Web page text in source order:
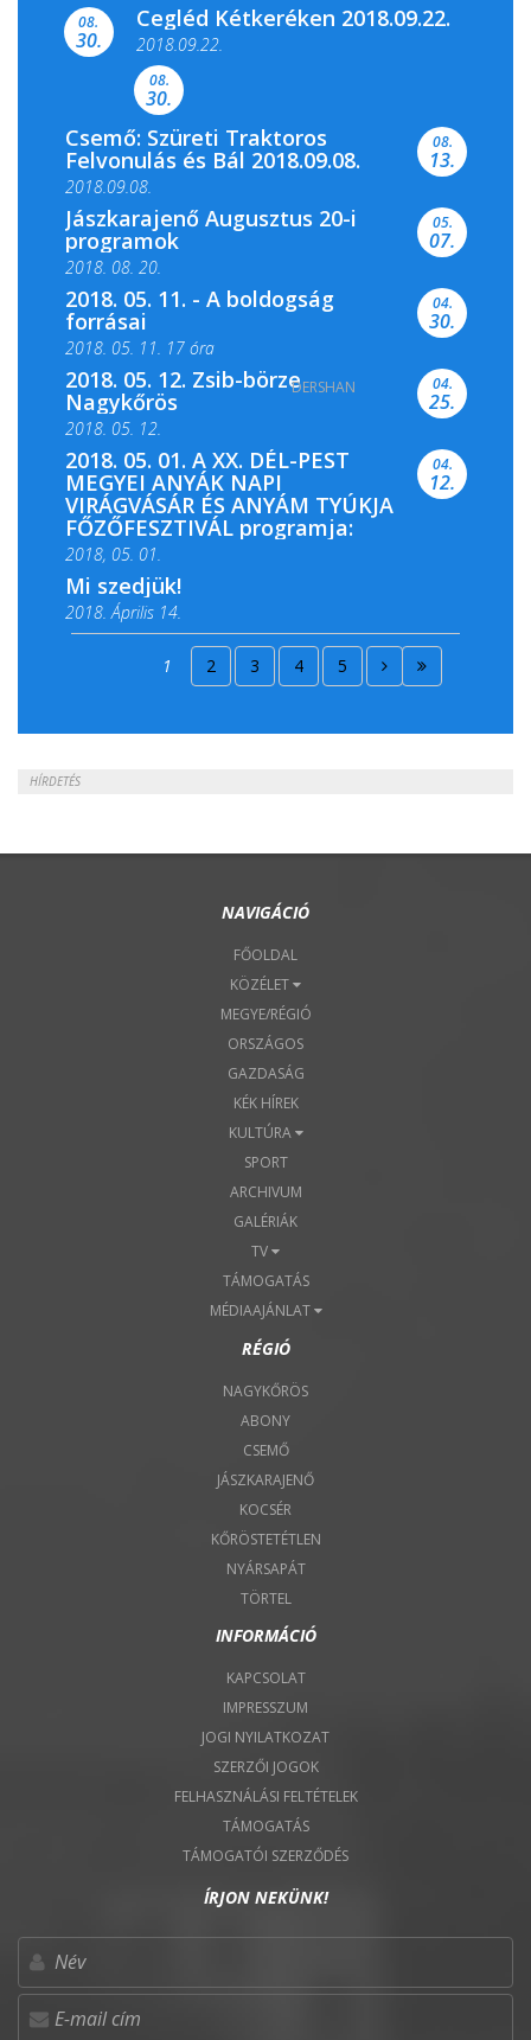
Színes és tartalmas programokkal várja a
Csemői Községi Könyvtár és...
08.
30.
Cegléd Kétkeréken 2018.09.22.
2018.09.22.
08.
30.
Csemő: Szüreti Traktoros
Felvonulás és Bál 2018.09.08.
2018.09.08.
08.
13.
Jászkarajenő Augusztus 20-i
programok
2018. 08. 20.
05.
07.
2018. 05. 11. - A boldogság
forrásai
2018. 05. 11. 17 óra
2018. 05. 11. 19 óra
04.
30.
2018. 05. 12. Zsib-börze
Nagykőrös
2018. 05. 12.
04.
25.
2018. 05. 01. A XX. DÉL-PEST
MEGYEI ANYÁK NAPI
VIRÁGVÁSÁR ÉS ANYÁM TYÚKJA
FŐZŐFESZTIVÁL programja:
2018, 05. 01.
04.
12.
Mi szedjük!
2018. Április 14.
2018. Április 15.
1 2 3 4 5
HÍRDETÉS
NAVIGÁCIÓ
FŐOLDAL
KÖZÉLET
MEGYE/RÉGIÓ
ORSZÁGOS
GAZDASÁG
KÉK HÍREK
KULTÚRA
SPORT
ARCHIVUM
GALÉRIÁK
TV
TÁMOGATÁS
MÉDIAAJÁNLAT
RÉGIÓ
NAGYKŐRÖS
ABONY
CSEMŐ
JÁSZKARAJENŐ
KOCSÉR
KŐRÖSTETÉTLEN
NYÁRSAPÁT
TÖRTEL
DERSHAN
INFORMÁCIÓ
KAPCSOLAT
IMPRESSZUM
JOGI NYILATKOZAT
SZERZŐI JOGOK
FELHASZNÁLÁSI FELTÉTELEK
TÁMOGATÁS
TÁMOGATÓI SZERZŐDÉS
ÍRJON NEKÜNK!